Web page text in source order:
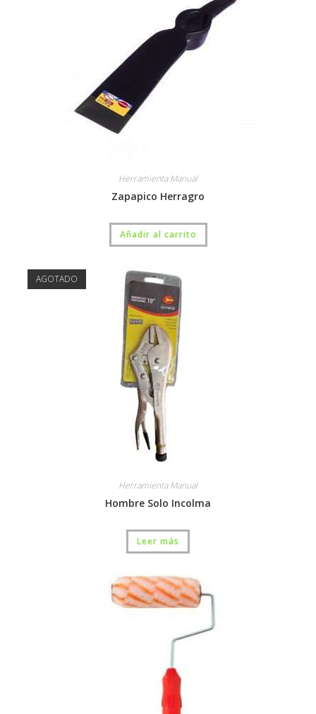
Herramienta Manual
Zapapico Herragro
Añadir al carrito
AGOTADO
Herramienta Manual
Hombre Solo Incolma
Leer más